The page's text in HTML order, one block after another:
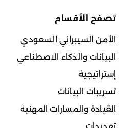
تصفح الأقسام
الأمن السيبراني السعودي
البيانات والذكاء الاصطناعي
إستراتيجية
تسريبات البيانات
القيادة والمسارات المهنية